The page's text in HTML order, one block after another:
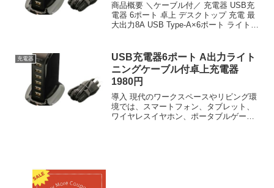
商品概要 ＼ケーブル付／ 充電器 USB充
電器 6ポート 卓上 デスクトップ 充電 最
大出力8A USB Type-A×6ポート ライトニ
充電器 6ポート 卓上...
充電器
USB充電器6ポート A出力ライト
ニングケーブル付卓上充電器
1980円
導入 現代のワークスペースやリビング環
境では、スマートフォン、タブレット、
ワイヤレスイヤホン、ポータブルゲーム